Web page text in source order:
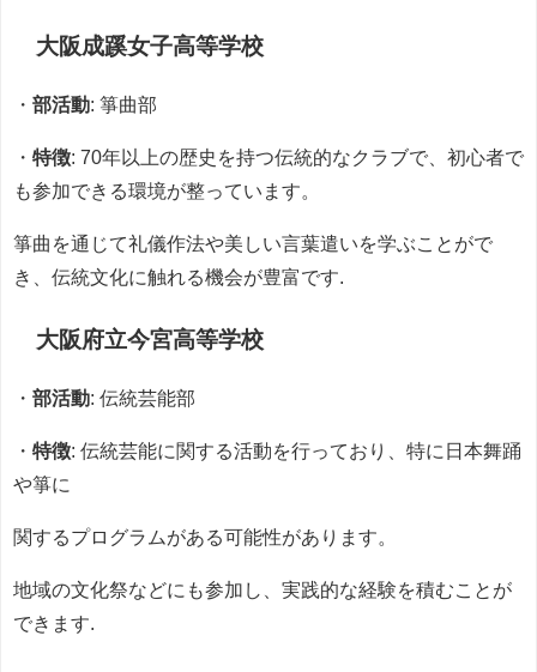
大阪成蹊女子高等学校
・ 部活動: 箏曲部
・ 特徴: 70年以上の歴史を持つ伝統的なクラブで、初心者で
も参加できる環境が整っています。
箏曲を通じて礼儀作法や美しい言葉遣いを学ぶことがで
き、伝統文化に触れる機会が豊富です.
大阪府立今宮高等学校
・ 部活動: 伝統芸能部
・ 特徴: 伝統芸能に関する活動を行っており、特に日本舞踊
や箏に
関するプログラムがある可能性があります。
地域の文化祭などにも参加し、実践的な経験を積むことが
できます.